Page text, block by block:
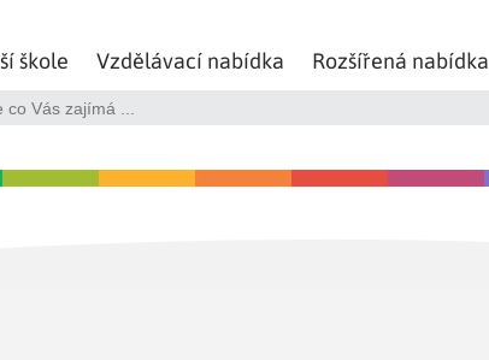
škole Vzdělávací nabídka Rozšířená nabídka